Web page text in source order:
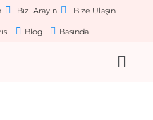
Bizi Arayın Bize Ulaşın
Blog Basında